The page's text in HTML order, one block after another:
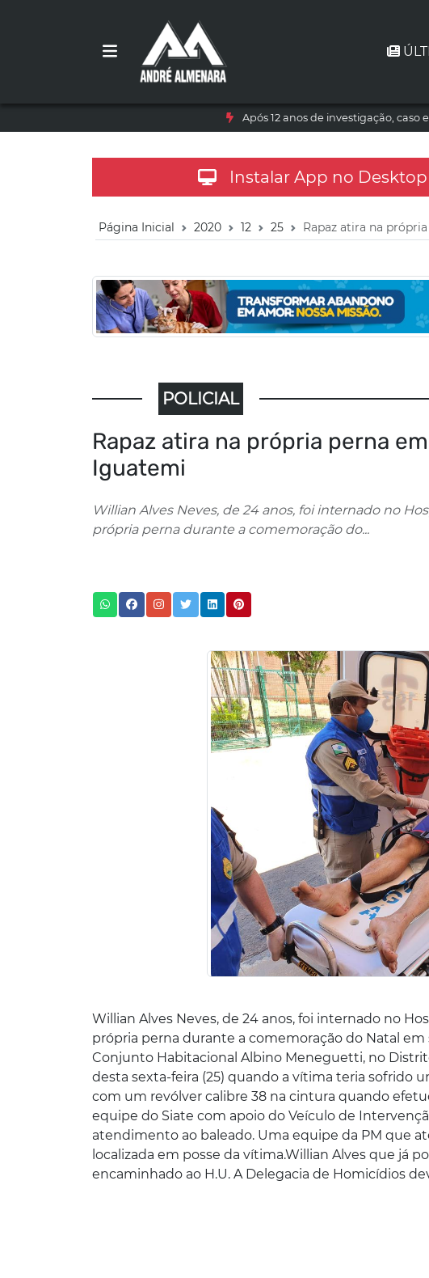
Após 12 anos de investigação,
Instalar App no Desktop
Página Inicial 2020 12 25 Rapaz atira na
POLICIAL
Rapaz atira na própria perna
Iguatemi
Willian Alves Neves, de 24 anos, foi internado no
própria perna durante a comemoração do...
Willian Alves Neves, de 24 anos, foi internado no
própria perna durante a comemoração do Natal
Conjunto Habitacional Albino Meneguetti, no
desta sexta-feira (25) quando a vítima teria sofrido
com um revólver calibre 38 na cintura quando
equipe do Siate com apoio do Veículo de
atendimento ao baleado. Uma equipe da PM que
localizada em posse da vítima.Willian Alves que já
encaminhado ao H.U. A Delegacia de Homicídios